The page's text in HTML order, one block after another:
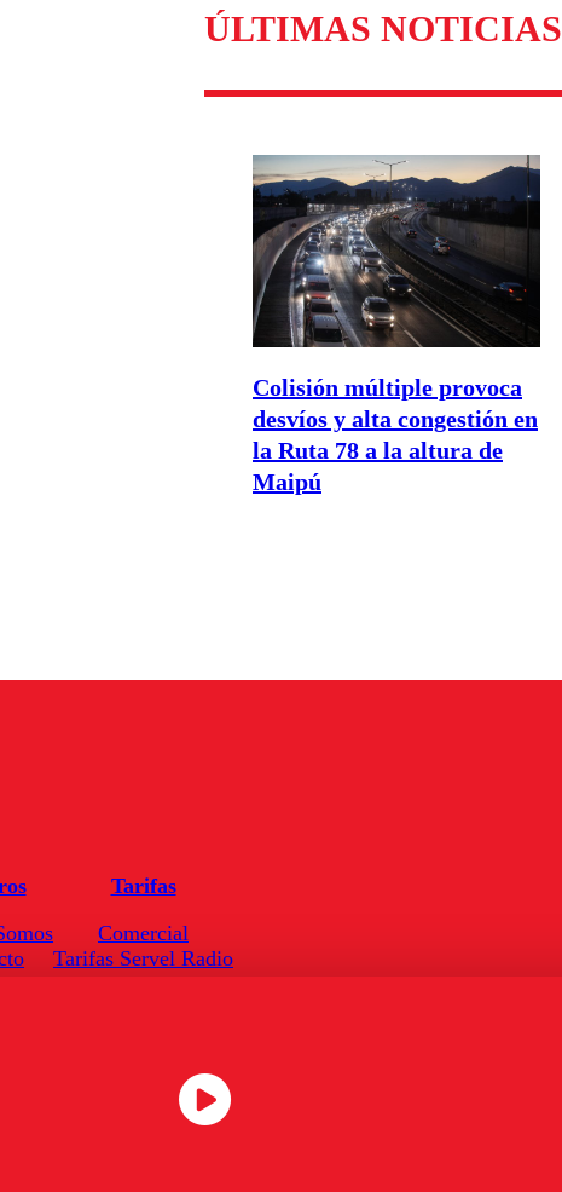
ÚLTIMAS NOTICIAS
Colisión múltiple provoca
desvíos y alta congestión en
la Ruta 78 a la altura de
Maipú
Tarifas
Comercial
Tarifas Servel Radio